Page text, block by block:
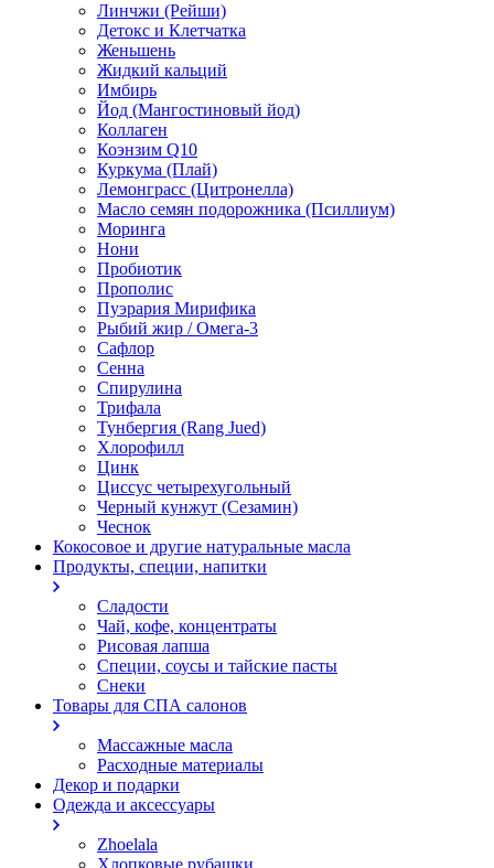
Линчжи (Рейши)
Детокс и Клетчатка
Женьшень
Жидкий кальций
Имбирь
Йод (Мангостиновый йод)
Коллаген
Коэнзим Q10
Куркума (Плай)
Лемонграсс (Цитронелла)
Масло семян подорожника (Псиллиум)
Моринга
Нони
Пробиотик
Прополис
Пуэрария Мирифика
Рыбий жир / Омега-3
Сафлор
Сенна
Спирулина
Трифала
Тунбергия (Rang Jued)
Хлорофилл
Цинк
Циссус четырехугольный
Черный кунжут (Сезамин)
Чеснок
Кокосовое и другие натуральные масла
Продукты, специи, напитки
Сладости
Чай, кофе, концентраты
Рисовая лапша
Специи, соусы и тайские пасты
Снеки
Товары для СПА салонов
Массажные масла
Расходные материалы
Декор и подарки
Одежда и аксессуары
Zhoelala
Хлопковые рубашки